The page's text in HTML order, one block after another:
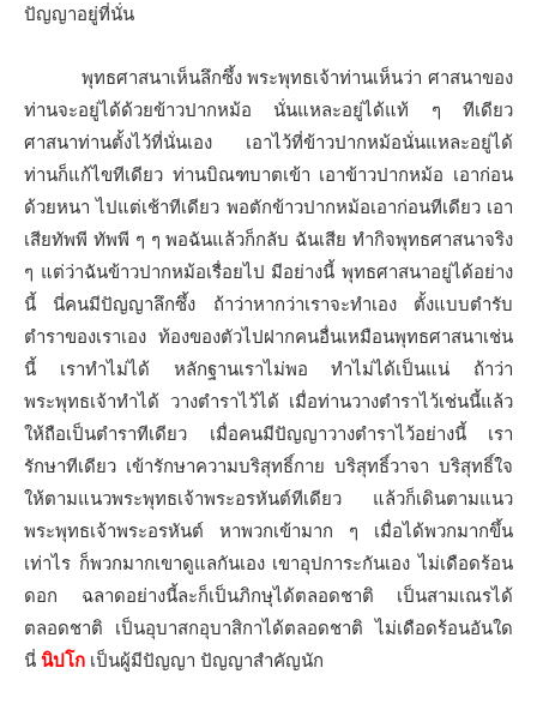
ปัญญาอยู่ที่นั่น
พุทธศาสนาเห็นลึกซึ้ง พระพุทธเจ้าท่านเห็นว่า ศาสนาของ
ท่านจะอยู่ได้ด้วยข้าวปากหม้อ นั่นแหละอยู่ได้แท้ ๆ ทีเดียว
ศาสนาท่านตั้งไว้ที่นั่นเอง เอาไว้ที่ข้าวปากหม้อนั่นแหละอยู่ได้
ท่านก็แก้ไขทีเดียว ท่านบิณฑบาตเข้า เอาข้าวปากหม้อ เอาก่อน
ด้วยหนา ไปแต่เช้าทีเดียว พอตักข้าวปากหม้อเอาก่อนทีเดียว เอา
เสียทัพพี ทัพพี ๆ ๆ พอฉันแล้วก็กลับ ฉันเสีย ทำกิจพุทธศาสนาจริง
ๆ แต่ว่าฉันข้าวปากหม้อเรื่อยไป มีอย่างนี้ พุทธศาสนาอยู่ได้อย่าง
นี้ นี่คนมีปัญญาลึกซึ้ง ถ้าว่าหากว่าเราจะทำเอง ตั้งแบบตำรับ
ตำราของเราเอง ท้องของตัวไปฝากคนอื่นเหมือนพุทธศาสนาเช่น
นี้ เราทำไม่ได้ หลักฐานเราไม่พอ ทำไม่ได้เป็นแน่ ถ้าว่า
พระพุทธเจ้าทำได้ วางตำราไว้ได้ เมื่อท่านวางตำราไว้เช่นนี้แล้ว
ให้ถือเป็นตำราทีเดียว เมื่อคนมีปัญญาวางตำราไว้อย่างนี้ เรา
รักษาทีเดียว เข้ารักษาความบริสุทธิ์กาย บริสุทธิ์วาจา บริสุทธิ์ใจ
ให้ตามแนวพระพุทธเจ้าพระอรหันต์ทีเดียว แล้วก็เดินตามแนว
พระพุทธเจ้าพระอรหันต์ หาพวกเข้ามาก ๆ เมื่อได้พวกมากขึ้น
เท่าไร ก็พวกมากเขาดูแลกันเอง เขาอุปการะกันเอง ไม่เดือดร้อน
ดอก ฉลาดอย่างนี้ละก็เป็นภิกษุได้ตลอดชาติ เป็นสามเณรได้
ตลอดชาติ เป็นอุบาสกอุบาสิกาได้ตลอดชาติ ไม่เดือดร้อนอันใด
นี่ นิปโก เป็นผู้มีปัญญา ปัญญาสำคัญนัก